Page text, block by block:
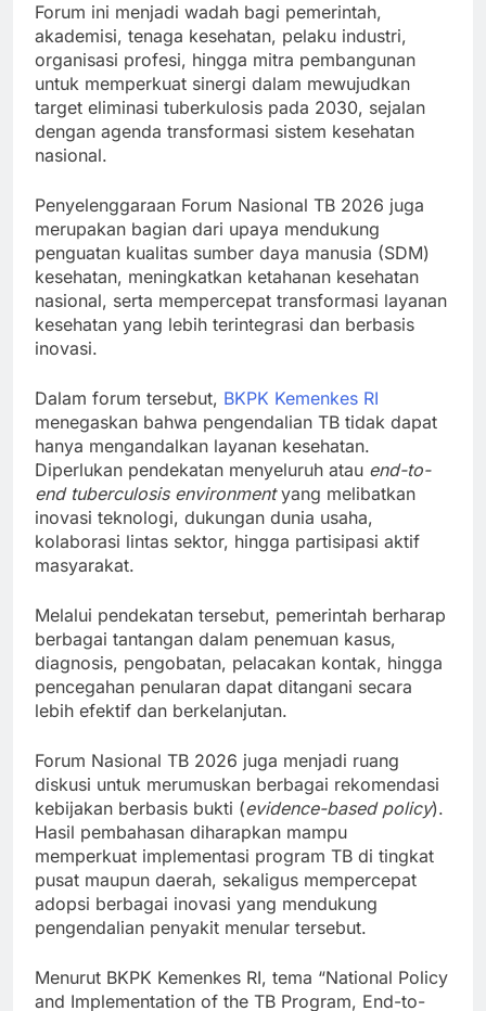
Forum ini menjadi wadah bagi pemerintah,
akademisi, tenaga kesehatan, pelaku industri,
organisasi profesi, hingga mitra pembangunan
untuk memperkuat sinergi dalam mewujudkan
target eliminasi tuberkulosis pada 2030, sejalan
dengan agenda transformasi sistem kesehatan
nasional.
Penyelenggaraan Forum Nasional TB 2026 juga
merupakan bagian dari upaya mendukung
penguatan kualitas sumber daya manusia (SDM)
kesehatan, meningkatkan ketahanan kesehatan
nasional, serta mempercepat transformasi layanan
kesehatan yang lebih terintegrasi dan berbasis
inovasi.
Dalam forum tersebut, BKPK Kemenkes RI
menegaskan bahwa pengendalian TB tidak dapat
hanya mengandalkan layanan kesehatan.
Diperlukan pendekatan menyeluruh atau end-to-
end tuberculosis environmentyang melibatkan
inovasi teknologi, dukungan dunia usaha,
kolaborasi lintas sektor, hingga partisipasi aktif
masyarakat.
Melalui pendekatan tersebut, pemerintah berharap
berbagai tantangan dalam penemuan kasus,
diagnosis, pengobatan, pelacakan kontak, hingga
pencegahan penularan dapat ditangani secara
lebih efektif dan berkelanjutan.
Forum Nasional TB 2026 juga menjadi ruang
diskusi untuk merumuskan berbagai rekomendasi
kebijakan berbasis bukti (evidence-based policy).
Hasil pembahasan diharapkan mampu
memperkuat implementasi program TB di tingkat
pusat maupun daerah, sekaligus mempercepat
adopsi berbagai inovasi yang mendukung
pengendalian penyakit menular tersebut.
Menurut BKPK Kemenkes RI, tema “National Policy
and Implementation of the TB Program, End-to-